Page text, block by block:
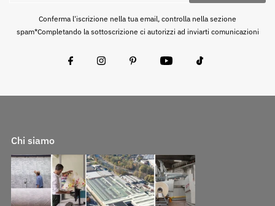
Conferma l'iscrizione nella tua email, controlla nella sezione
spam*Completando la sottoscrizione ci autorizzi ad inviarti comunicazioni
Chi siamo